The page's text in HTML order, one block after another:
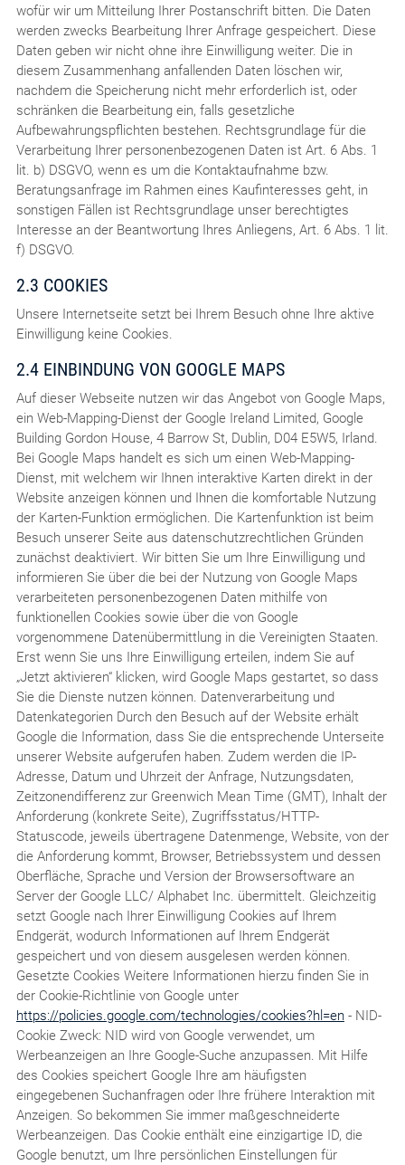
wofür wir um Mitteilung Ihrer Postanschrift bitten. Die Daten
werden zwecks Bearbeitung Ihrer Anfrage gespeichert. Diese
Daten geben wir nicht ohne ihre Einwilligung weiter. Die in
diesem Zusammenhang anfallenden Daten löschen wir,
nachdem die Speicherung nicht mehr erforderlich ist, oder
schränken die Bearbeitung ein, falls gesetzliche
Aufbewahrungspflichten bestehen. Rechtsgrundlage für die
Verarbeitung Ihrer personenbezogenen Daten ist Art. 6 Abs. 1
lit. b) DSGVO, wenn es um die Kontaktaufnahme bzw.
Beratungsanfrage im Rahmen eines Kaufinteresses geht, in
sonstigen Fällen ist Rechtsgrundlage unser berechtigtes
Interesse an der Beantwortung Ihres Anliegens, Art. 6 Abs. 1 lit.
f) DSGVO.
2.3 COOKIES
Unsere Internetseite setzt bei Ihrem Besuch ohne Ihre aktive
Einwilligung keine Cookies.
2.4 EINBINDUNG VON GOOGLE MAPS
Auf dieser Webseite nutzen wir das Angebot von Google Maps,
ein Web-Mapping-Dienst der Google Ireland Limited, Google
Building Gordon House, 4 Barrow St, Dublin, D04 E5W5, Irland.
Bei Google Maps handelt es sich um einen Web-Mapping-
Dienst, mit welchem wir Ihnen interaktive Karten direkt in der
Website anzeigen können und Ihnen die komfortable Nutzung
der Karten-Funktion ermöglichen. Die Kartenfunktion ist beim
Besuch unserer Seite aus datenschutzrechtlichen Gründen
zunächst deaktiviert. Wir bitten Sie um Ihre Einwilligung und
informieren Sie über die bei der Nutzung von Google Maps
verarbeiteten personenbezogenen Daten mithilfe von
funktionellen Cookies sowie über die von Google
vorgenommene Datenübermittlung in die Vereinigten Staaten.
Erst wenn Sie uns Ihre Einwilligung erteilen, indem Sie auf
„Jetzt aktivieren“ klicken, wird Google Maps gestartet, so dass
Sie die Dienste nutzen können. Datenverarbeitung und
Datenkategorien Durch den Besuch auf der Website erhält
Google die Information, dass Sie die entsprechende Unterseite
unserer Website aufgerufen haben. Zudem werden die IP-
Adresse, Datum und Uhrzeit der Anfrage, Nutzungsdaten,
Zeitzonendifferenz zur Greenwich Mean Time (GMT), Inhalt der
Anforderung (konkrete Seite), Zugriffsstatus/HTTP-
Statuscode, jeweils übertragene Datenmenge, Website, von der
die Anforderung kommt, Browser, Betriebssystem und dessen
Oberfläche, Sprache und Version der Browsersoftware an
Server der Google LLC/ Alphabet Inc. übermittelt. Gleichzeitig
setzt Google nach Ihrer Einwilligung Cookies auf Ihrem
Endgerät, wodurch Informationen auf Ihrem Endgerät
gespeichert und von diesem ausgelesen werden können.
Gesetzte Cookies Weitere Informationen hierzu finden Sie in
der Cookie-Richtlinie von Google unter
https://policies.google.com/technologies/cookies?hl=en- NID-
Cookie Zweck: NID wird von Google verwendet, um
Werbeanzeigen an Ihre Google-Suche anzupassen. Mit Hilfe
des Cookies speichert Google Ihre am häufigsten
eingegebenen Suchanfragen oder Ihre frühere Interaktion mit
Anzeigen. So bekommen Sie immer maßgeschneiderte
Werbeanzeigen. Das Cookie enthält eine einzigartige ID, die
Google benutzt, um Ihre persönlichen Einstellungen für